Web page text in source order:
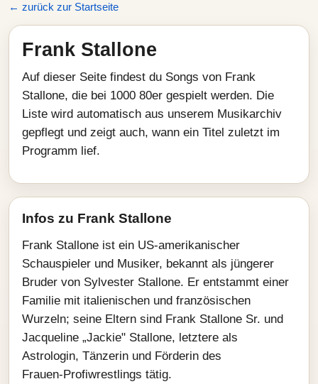
← zurück zur Startseite
Frank Stallone
Auf dieser Seite findest du Songs von Frank
Stallone, die bei 1000 80er gespielt werden. Die
Liste wird automatisch aus unserem Musikarchiv
gepflegt und zeigt auch, wann ein Titel zuletzt im
Programm lief.
Infos zu Frank Stallone
Frank Stallone ist ein US‑amerikanischer
Schauspieler und Musiker, bekannt als jüngerer
Bruder von Sylvester Stallone. Er entstammt einer
Familie mit italienischen und französischen
Wurzeln; seine Eltern sind Frank Stallone Sr. und
Jacqueline „Jackie" Stallone, letztere als
Astrologin, Tänzerin und Förderin des
Frauen‑Profiwrestlings tätig.